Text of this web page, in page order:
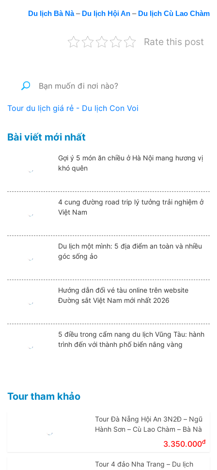
Du lịch Bà Nà– Du lịch Hội An – Du lịch Cù Lao Chàm
Rate this post
Tour du lịch giá rẻ - Du lịch Con Voi
Bài viết mới nhất
Gợi ý 5 món ăn chiều ở Hà Nội mang hương vị
khó quên
4 cung đường road trip lý tưởng trải nghiệm ở
Việt Nam
Du lịch một mình: 5 địa điểm an toàn và nhiều
góc sống ảo
Hướng dẫn đổi vé tàu online trên website
Đường sắt Việt Nam mới nhất 2026
5 điều trong cẩm nang du lịch Vũng Tàu: hành
trình đến với thành phố biển nắng vàng
Tour tham khảo
Tour Đà Nẵng Hội An 3N2Đ – Ngũ
Hành Sơn – Cù Lao Chàm – Bà Nà
3.350.000đ
Tour 4 đảo Nha Trang – Du lịch